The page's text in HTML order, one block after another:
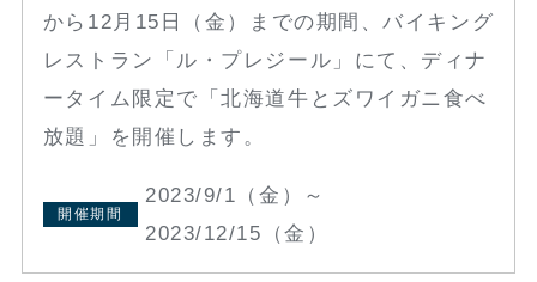
から12月15日（金）までの期間、バイキング
レストラン「ル・プレジール」にて、ディナ
ータイム限定で「北海道牛とズワイガニ食べ
放題」を開催します。
開催期間
2023/9/1（金）～
2023/12/15（金）